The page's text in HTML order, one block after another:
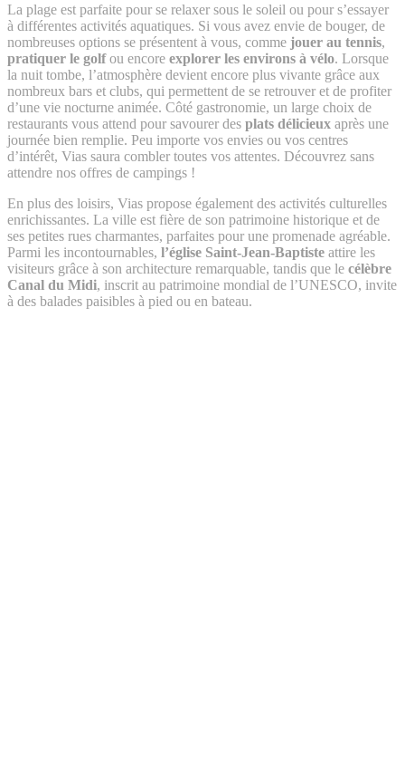
La plage est parfaite pour se relaxer sous le soleil ou pour s’essayer
à différentes activités aquatiques. Si vous avez envie de bouger, de
nombreuses options se présentent à vous, comme jouer au tennis,
pratiquer le golfou encore explorer les environs à vélo. Lorsque
la nuit tombe, l’atmosphère devient encore plus vivante grâce aux
nombreux bars et clubs, qui permettent de se retrouver et de profiter
d’une vie nocturne animée. Côté gastronomie, un large choix de
restaurants vous attend pour savourer des plats délicieux après une
journée bien remplie. Peu importe vos envies ou vos centres
d’intérêt, Vias saura combler toutes vos attentes. Découvrez sans
attendre nos offres de campings !
En plus des loisirs, Vias propose également des activités culturelles
enrichissantes. La ville est fière de son patrimoine historique et de
ses petites rues charmantes, parfaites pour une promenade agréable.
Parmi les incontournables, l’église Saint-Jean-Baptiste attire les
visiteurs grâce à son architecture remarquable, tandis que le célèbre
Canal du Midi, inscrit au patrimoine mondial de l’UNESCO, invite
à des balades paisibles à pied ou en bateau.